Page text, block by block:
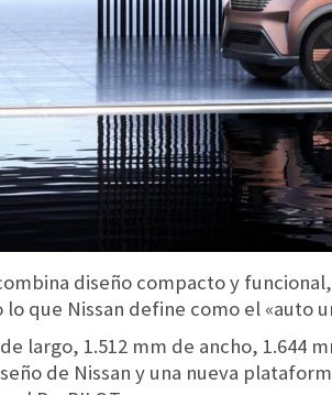
diseño compacto y
que Nissan define como el «auto
largo, 1.512 mm de ancho, 1.644
de Nissan y una nueva